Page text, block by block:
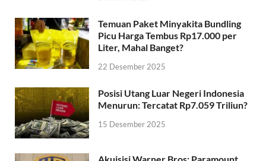
Temuan Paket Minyakita Bundling
Picu Harga Tembus Rp17.000 per
Liter, Mahal Banget?
22 Desember 2025
Posisi Utang Luar Negeri Indonesia
Menurun: Tercatat Rp7.059 Triliun?
15 Desember 2025